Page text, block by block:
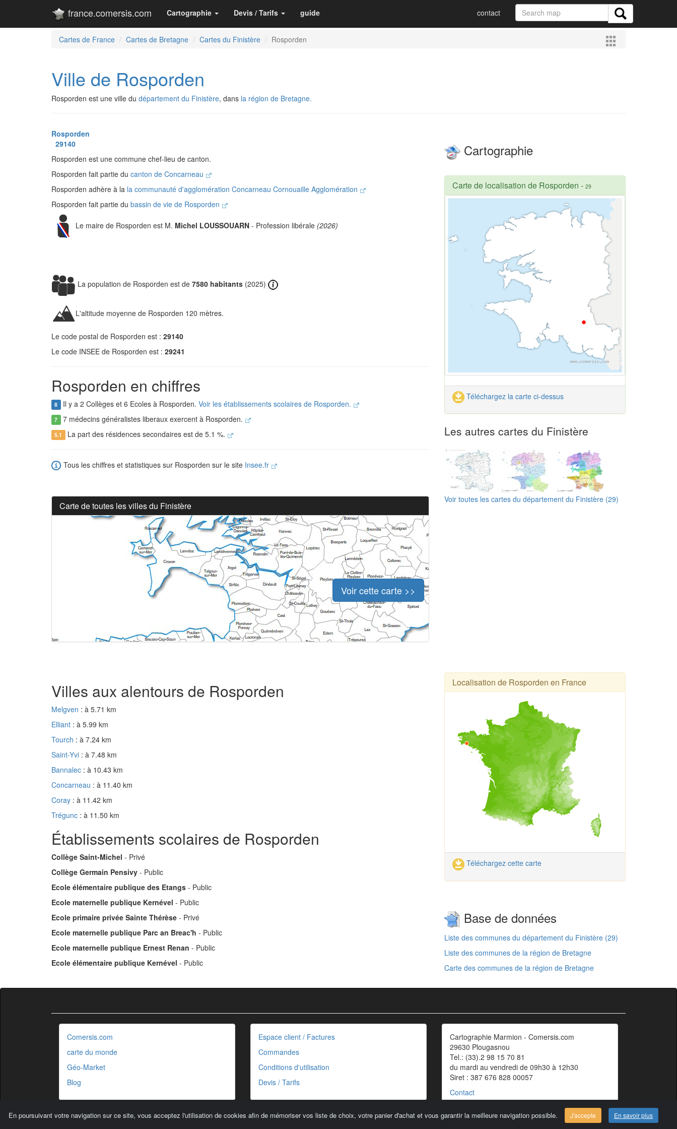
france.comersis.com Cartographie Devis / Tarifs guide contact
Cartes de France Cartes de Bretagne Cartes du Finistère Rosporden
Ville de Rosporden
Rosporden est une ville du département du Finistère, dans la région de Bretagne.
Rosporden
29140
Rosporden est une commune chef-lieu de canton.
Rosporden fait partie du canton de Concarneau
Rosporden adhère à la la communauté d'agglomération Concarneau Cornouaille Agglomération
Rosporden fait partie du bassin de vie de Rosporden
Le maire de Rosporden est M. Michel LOUSSOUARN - Profession libérale (2026)
La population de Rosporden est de 7580 habitants (2025)
L'altitude moyenne de Rosporden 120 mètres.
Le code postal de Rosporden est : 29140
Le code INSEE de Rosporden est : 29241
Rosporden en chiffres
8 Il y a 2 Collèges et 6 Ecoles à Rosporden. Voir les établissements scolaires de Rosporden.
7 7 médecins généralistes liberaux exercent à Rosporden.
5.1 La part des résidences secondaires est de 5.1 %.
Tous les chiffres et statistiques sur Rosporden sur le site Insee.fr
Carte de toutes les villes du Finistère
Voir cette carte >>
Cartographie
Carte de localisation de Rosporden - 29
Téléchargez la carte ci-dessus
Les autres cartes du Finistère
Voir toutes les cartes du département du Finistère (29)
Villes aux alentours de Rosporden
Melgven : à 5.71 km
Elliant : à 5.99 km
Tourch : à 7.24 km
Saint-Yvi : à 7.48 km
Bannalec : à 10.43 km
Concarneau : à 11.40 km
Coray : à 11.42 km
Trégunc : à 11.50 km
Établissements scolaires de Rosporden
Collège Saint-Michel - Privé
Collège Germain Pensivy - Public
Ecole élémentaire publique des Etangs - Public
Ecole maternelle publique Kernével - Public
Ecole primaire privée Sainte Thérèse - Privé
Ecole maternelle publique Parc an Breac'h - Public
Ecole maternelle publique Ernest Renan - Public
Ecole élémentaire publique Kernével - Public
Localisation de Rosporden en France
Téléchargez cette carte
Base de données
Liste des communes du département du Finistère (29)
Liste des communes de la région de Bretagne
Carte des communes de la région de Bretagne
En poursuivant votre navigation sur ce site, vous acceptez l'utilisation de cookies afin de mémoriser vos liste de choix, votre panier d'achat et vous garantir la meilleure navigation possible. J'accepte En savoir plus
Comersis.com
carte du monde
Géo-Market
Blog
Espace client / Factures
Commandes
Conditions d'utilisation
Devis / Tarifs
Cartographie Marmion - Comersis.com
29630 Plougasnou
Tel.: (33).2 98 15 70 81
du mardi au vendredi de 09h30 à 12h30
Siret : 387 676 828 00057
Contact